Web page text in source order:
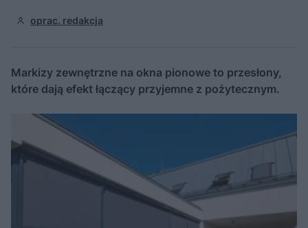
oprac. redakcja
Markizy zewnętrzne na okna pionowe to przesłony,
które dają efekt łączący przyjemne z pożytecznym.